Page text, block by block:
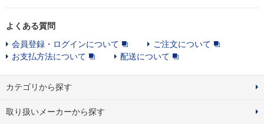
よくある質問
会員登録・ログインについて
ご注文について
お支払方法について
配送について
カテゴリから探す
取り扱いメーカーから探す